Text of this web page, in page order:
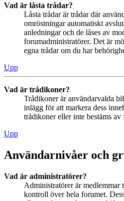
Vad är låsta trådar?
Låsta trådar är trådar där
omröstningar automatiskt
anledningar och de låses av
forumadministratörer. Det är
egna trådar om du har
Upp
Vad är trådikoner?
Trådikoner är användarvalda
inlägg för att markera dess
trådikoner eller inte bestäms
Upp
Användarnivåer och
Vad är administratörer?
Administratörer är medlemmar
kontroll över hela forumet.